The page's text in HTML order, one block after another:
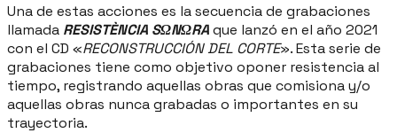
Una de estas acciones es la secuencia de grabaciones
llamada RESISTÈNCIA SΩNΩRAque lanzó en el año 2021
con el CD «RECONSTRUCCIÓN DEL CORTE». Esta serie de
grabaciones tiene como objetivo oponer resistencia al
tiempo, registrando aquellas obras que comisiona y/o
aquellas obras nunca grabadas o importantes en su
trayectoria.